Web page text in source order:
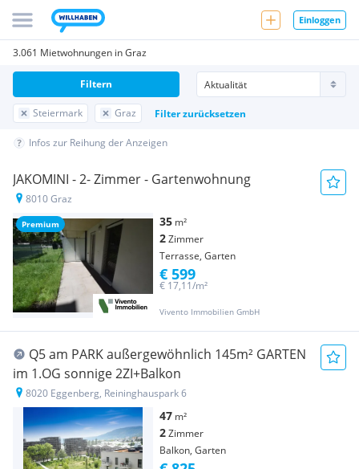
Einloggen
3.061 Mietwohnungen in Graz
Steiermark Graz Filter zurücksetzen
Filtern
Infos zur Reihung der Anzeigen
Premium
JAKOMINI - 2- Zimmer - Gartenwohnung
8010 Graz
35 m²
2Zimmer
Terrasse, Garten
Vivento Immobilien GmbH
€ 17,11/m²
€ 599
Q5 am PARK außergewöhnlich 145m² GARTEN
im 1.OG sonnige 2ZI+Balkon
8020 Eggenberg, Reininghauspark 6
47 m²
2Zimmer
Balkon, Garten